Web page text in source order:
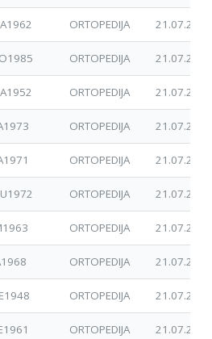
ORTOPEDIJA 21.07.2025
ORTOPEDIJA 21.07.2025
ORTOPEDIJA 21.07.2025
ORTOPEDIJA 21.07.2025
ORTOPEDIJA 21.07.2025
ORTOPEDIJA 21.07.2025
ORTOPEDIJA 21.07.2025
ORTOPEDIJA 21.07.2025
ORTOPEDIJA 21.07.2025
ORTOPEDIJA 21.07.2025